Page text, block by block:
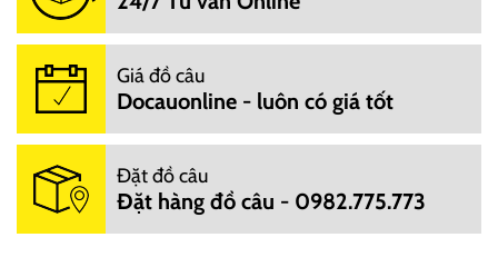
Giá đồ câu
Docauonline - luôn có giá tốt
Đặt đồ câu
Đặt hàng đồ câu - 0982.775.773